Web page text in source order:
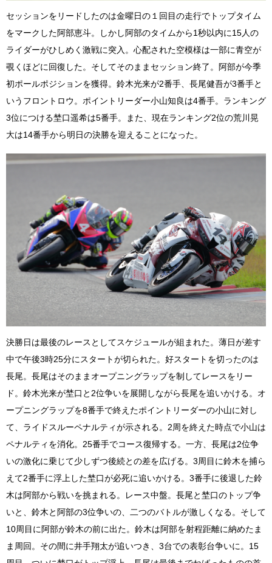
セッションをリードしたのは金曜日の１回目の走行でトップタイム
をマークした阿部恵斗。しかし阿部のタイムから1秒以内に15人の
ライダーがひしめく激戦に突入。心配された空模様は一部に青空が
覗くほどに回復した。そしてそのままセッション終了。阿部が今季
初ポールポジションを獲得。鈴木光来が2番手、長尾健吾が3番手と
いうフロントロウ。ポイントリーダー小山知良は4番手。ランキング
3位につける埜口遥希は5番手。また、現在ランキング2位の荒川晃
大は14番手から明日の決勝を迎えることになった。
決勝日は最後のレースとしてスケジュールが組まれた。薄日が差す
中で午後3時25分にスタートが切られた。好スタートを切ったのは
長尾。長尾はそのままオープニングラップを制してレースをリー
ド。鈴木光来が埜口と2位争いを展開しながら長尾を追いかける。オ
ープニングラップを8番手で終えたポイントリーダーの小山に対し
て、ライドスルーペナルティが示される。2周を終えた時点で小山は
ペナルティを消化。25番手でコース復帰する。一方、長尾は2位争
いの激化に乗じて少しずつ後続との差を広げる。3周目に鈴木を捕ら
えて2番手に浮上した埜口が必死に追いかける。3番手に後退した鈴
木は阿部から戦いを挑まれる。レース中盤。長尾と埜口のトップ争
いと、鈴木と阿部の3位争いの、二つのバトルが激しくなる。そして
10周目に阿部が鈴木の前に出た。鈴木は阿部を射程距離に納めたま
ま周回。その間に井手翔太が追いつき、3台での表彰台争いに。15